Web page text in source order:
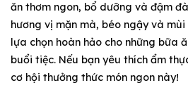
ăn thơm ngon, bổ dưỡng và đậm
hương vị mặn mà, béo ngậy và
lựa chọn hoàn hảo cho những bữa
buổi tiệc. Nếu bạn yêu thích ẩm
cơ hội thưởng thức món ngon này!